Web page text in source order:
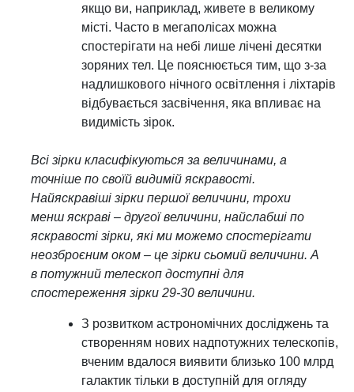
якщо ви, наприклад, живете в великому
місті. Часто в мегаполісах можна
спостерігати на небі лише лічені десятки
зоряних тел. Це пояснюється тим, що з-за
надлишкового нічного освітлення і ліхтарів
відбувається засвічення, яка впливає на
видимість зірок.
Всі зірки класифікуються за величинами, а
точніше по своїй видимій яскравості.
Найяскравіші зірки першої величини, трохи
менш яскраві – другої величини, найслабші по
яскравості зірки, які ми можемо спостерігати
неозброєним оком – це зірки сьомий величини. А
в потужний телескоп доступні для
спостереження зірки 29-30 величини.
З розвитком астрономічних досліджень та
створенням нових надпотужних телескопів,
вченим вдалося виявити близько 100 млрд
галактик тільки в доступній для огляду